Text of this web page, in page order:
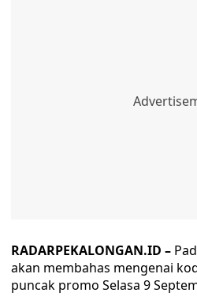
RADARPEKALONGAN.ID –
akan membahas mengenai
puncak promo Selasa 9